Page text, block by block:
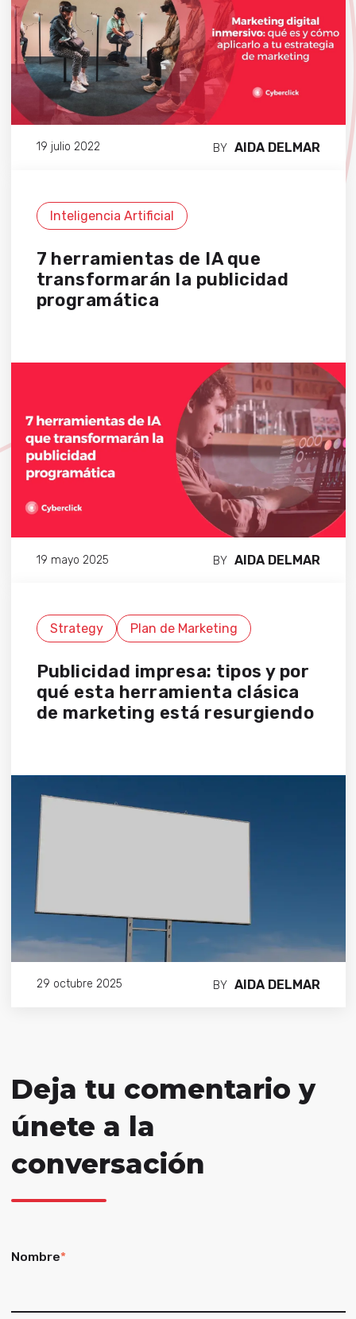
19 julio 2022 BY AIDA DELMAR
Inteligencia Artificial
7 herramientas de IA que
transformarán la publicidad
programática
19 mayo 2025 BY AIDA DELMAR
Strategy Plan de Marketing
Publicidad impresa: tipos y por
qué esta herramienta clásica
de marketing está resurgiendo
29 octubre 2025 BY AIDA DELMAR
Deja tu comentario y
únete a la
conversación
Nombre*